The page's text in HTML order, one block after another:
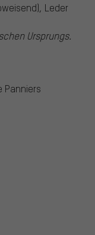
Leder
Ursprungs.
Panniers